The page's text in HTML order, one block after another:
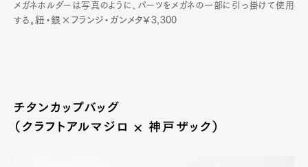
メガネホルダーは写真のように、パーツをメガネの一部に引っ掛けて使用
する。紐・銀×フランジ・ガンメタ￥3,300
チタンカップバッグ
（クラフトアルマジロ × 神戸ザック）